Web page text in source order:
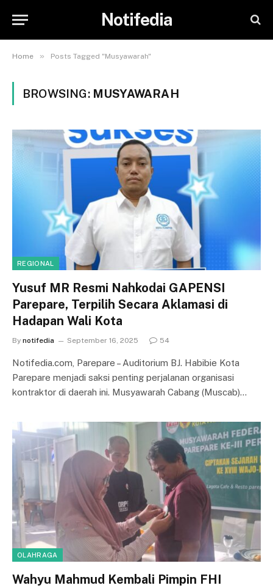
Notifedia
Home » Posts Tagged "Musyawarah"
BROWSING: MUSYAWARAH
REGIONAL
Yusuf MR Resmi Nahkodai GAPENSI
Parepare, Terpilih Secara Aklamasi di
Hadapan Wali Kota
By notifedia September 16, 2025 54
Notifedia.com, Parepare – Auditorium BJ. Habibie Kota
Parepare menjadi saksi penting perjalanan organisasi
kontraktor di daerah ini. Musyawarah Cabang (Muscab)…
OLAHRAGA
Wahyu Mahmud Kembali Pimpin FHI